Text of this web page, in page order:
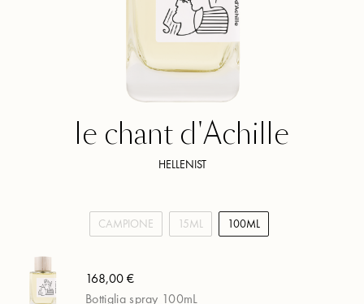
le chant d'Achille
HELLENIST
CAMPIONE 15ML 100ML
168,00 €
Bottiglia spray 100mL